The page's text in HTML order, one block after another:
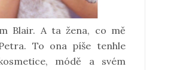
Blair. A ta žena, co mě
To ona píše tenhle
módě a svém